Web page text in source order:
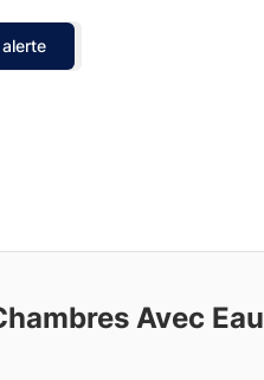
Avec Eau